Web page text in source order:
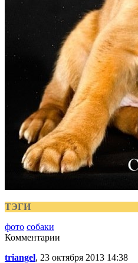
ТЭГИ
фото собаки
Комментарии
triangel, 23 октября 2013 14:38